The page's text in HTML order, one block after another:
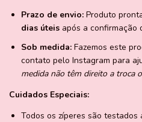
Prazo de envio: Produto
dias úteis após a confirmação
Sob medida: Fazemos este
contato pelo Instagram para
medida não têm direito a troca
Cuidados Especiais:
Todos os zíperes são testados